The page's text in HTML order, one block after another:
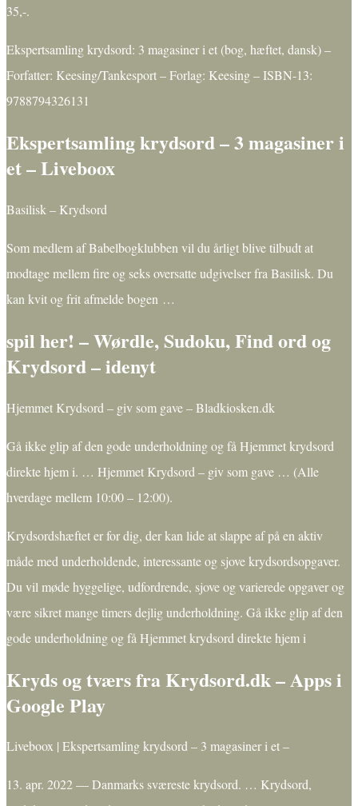
35,-.
Ekspertsamling krydsord: 3 magasiner i et (bog, hæftet, dansk) –
Forfatter: Keesing/Tankesport – Forlag: Keesing – ISBN-13:
9788794326131
Ekspertsamling krydsord – 3 magasiner i
et – Liveboox
Basilisk – Krydsord
Som medlem af Babelbogklubben vil du årligt blive tilbudt at
modtage mellem fire og seks oversatte udgivelser fra Basilisk. Du
kan kvit og frit afmelde bogen …
spil her! – Wørdle, Sudoku, Find ord og
Krydsord – idenyt
Hjemmet Krydsord – giv som gave – Bladkiosken.dk
Gå ikke glip af den gode underholdning og få Hjemmet krydsord
direkte hjem i. … Hjemmet Krydsord – giv som gave … (Alle
hverdage mellem 10:00 – 12:00).
Krydsordshæftet er for dig, der kan lide at slappe af på en aktiv
måde med underholdende, interessante og sjove krydsordsopgaver.
Du vil møde hyggelige, udfordrende, sjove og varierede opgaver og
være sikret mange timers dejlig underholdning. Gå ikke glip af den
gode underholdning og få Hjemmet krydsord direkte hjem i
Kryds og tværs fra Krydsord.dk – Apps i
Google Play
Liveboox | Ekspertsamling krydsord – 3 magasiner i et –
13. apr. 2022 — Danmarks sværeste krydsord. … Krydsord,